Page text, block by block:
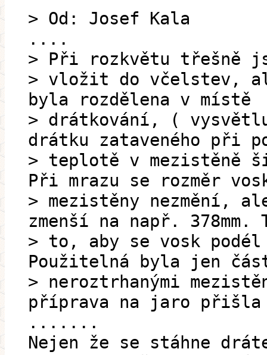
> Od: Josef Kala
....
> Při rozkvětu třešně
> vložit do včelstev,
byla rozdělena v místě
> drátkování, (
drátku zataveného při
> teplotě v mezistěně
Při mrazu se rozměr
> mezistěny nezmění,
zmenší na např.
> to, aby se vosk
Použitelná byla jen
> neroztrhanými
příprava na jaro přišla
.......
Nejen že se stáhne